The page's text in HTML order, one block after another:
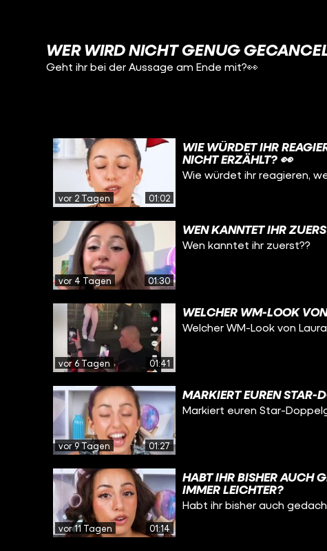
WER WIRD NICHT GENUG
Geht ihr bei der Aussage am Ende mit?👀
vor 2 Tagen 01:02
WIE WÜRDET IHR
NICHT ERZÄHLT? 👀
Wie würdet ihr reagieren,
vor 4 Tagen 01:30
WEN KANNTET IHR
Wen kanntet ihr zuerst??
vor 6 Tagen 01:41
WELCHER WM-LOOK
Welcher WM-Look von
vor 9 Tagen 01:27
MARKIERT EUREN STAR-
Markiert euren Star-
vor 11 Tagen 01:14
HABT IHR BISHER AUCH
IMMER LEICHTER?
Habt ihr bisher auch